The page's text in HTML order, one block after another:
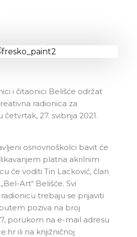
i čitaonici Belišće održat
radionica za
27. svibnja 2021.
osnovnoškolci bavit će
platna akrilnim
će voditi Tin Lacković, član
Art“ Belišće. Svi
trebaju se prijaviti
poziva na broj
porukom na e-mail adresu
ili na knjižničnoj